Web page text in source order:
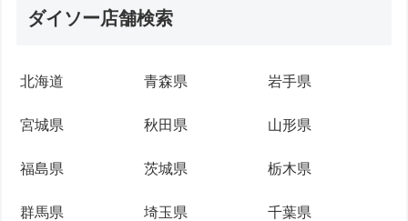
ダイソー店舗検索
北海道 青森県 岩手県
宮城県 秋田県 山形県
福島県 茨城県 栃木県
群馬県 埼玉県 千葉県